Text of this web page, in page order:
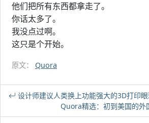
他们把所有东西都拿走了。
你话太多了。
我没点过啊。
这只是个开始。
原文： Quora
设计师建议人类换上功能强大的3D打印
Quora精选：初到美国的外